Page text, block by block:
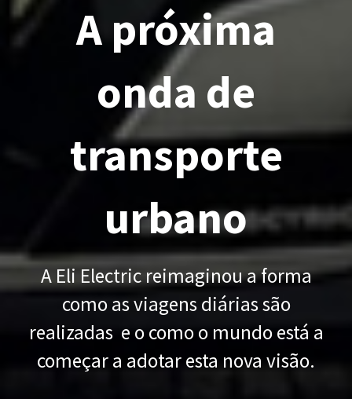
A próxima
onda de
transporte
urbano
A Eli Electric reimaginou a forma
como as viagens diárias são
realizadas e o como o mundo está a
começar a adotar esta nova visão.